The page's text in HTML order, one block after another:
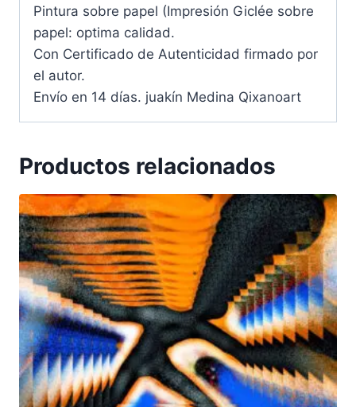
Pintura sobre papel (Impresión Giclée sobre
papel: optima calidad.
Con Certificado de Autenticidad firmado por
el autor.
Envío en 14 días. juakín Medina Qixanoart
Productos relacionados